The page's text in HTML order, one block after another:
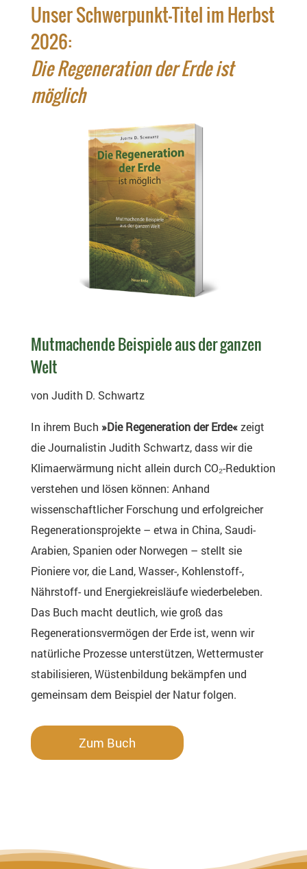
Unser Schwerpunkt-Titel im Herbst
2026:
Die Regeneration der Erde ist
möglich
Mutmachende Beispiele aus der ganzen
Welt
von Judith D. Schwartz
In ihrem Buch »Die Regeneration der Erde«zeigt
die Journalistin Judith Schwartz, dass wir die
Klimaerwärmung nicht allein durch CO₂-Reduktion
verstehen und lösen können: Anhand
wissenschaftlicher Forschung und erfolgreicher
Regenerationsprojekte – etwa in China, Saudi-
Arabien, Spanien oder Norwegen – stellt sie
Pioniere vor, die Land, Wasser-, Kohlenstoff-,
Nährstoff- und Energiekreisläufe wiederbeleben.
Das Buch macht deutlich, wie groß das
Regenerationsvermögen der Erde ist, wenn wir
natürliche Prozesse unterstützen, Wettermuster
stabilisieren, Wüstenbildung bekämpfen und
gemeinsam dem Beispiel der Natur folgen.
Zum Buch